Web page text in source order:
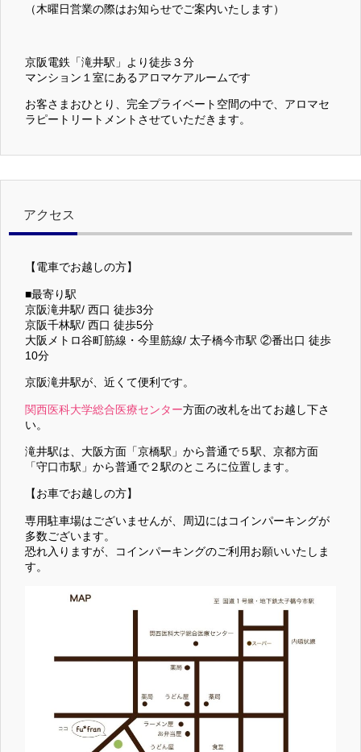
（木曜日営業の際はお知らせでご案内いたします）
京阪電鉄「滝井駅」より徒歩３分
マンション１室にあるアロマケアルームです
お客さまおひとり、完全プライベート空間の中で、アロマセ
ラピートリートメントさせていただきます。
アクセス
【電車でお越しの方】
■最寄り駅
京阪滝井駅/ 西口 徒歩3分
京阪千林駅/ 西口 徒歩5分
大阪メトロ谷町筋線・今里筋線/ 太子橋今市駅 ②番出口 徒歩
10分
京阪滝井駅が、近くて便利です。
関西医科大学総合医療センター方面の改札を出てお越し下さ
い。
滝井駅は、大阪方面「京橋駅」から普通で５駅、京都方面
「守口市駅」から普通で２駅のところに位置します。
【お車でお越しの方】
専用駐車場はございませんが、周辺にはコインパーキングが
多数ございます。
恐れ入りますが、コインパーキングのご利用お願いいたしま
す。